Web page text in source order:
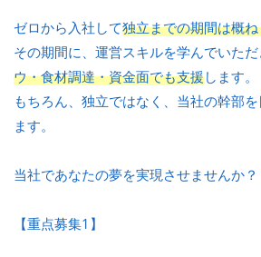
ゼロから入社して独立までの期間は概
その期間に、運営スキルを学んでいた
ウ・食材調達・資金面でも支援します。
もちろん、独立ではなく、当社の幹部
ます。
当社であなたの夢を実現させませんか？
【重点募集1】